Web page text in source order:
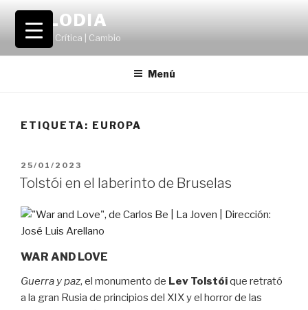
Saltar
contenido
VOLODIA
Teatro | Crítica | Cambio
Menú
ETIQUETA: EUROPA
PUBLICADO
EL
25/01/2023
Tolstói en el laberinto de Bruselas
WAR AND LOVE
Guerra y paz, el monumento de Lev Tolstóique retrató
a la gran Rusia de principios del XIX y el horror de las